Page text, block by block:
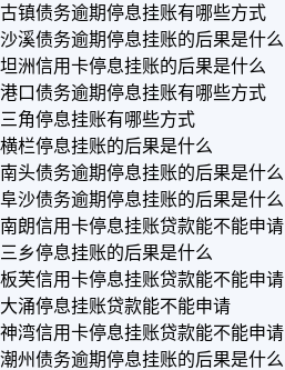
古镇债务逾期停息挂账有哪些方式
沙溪债务逾期停息挂账的后果是什么
坦洲信用卡停息挂账的后果是什么
港口债务逾期停息挂账有哪些方式
三角停息挂账有哪些方式
横栏停息挂账的后果是什么
南头债务逾期停息挂账的后果是什么
阜沙债务逾期停息挂账的后果是什么
南朗信用卡停息挂账贷款能不能申请
三乡停息挂账的后果是什么
板芙信用卡停息挂账贷款能不能申请
大涌停息挂账贷款能不能申请
神湾信用卡停息挂账贷款能不能申请
潮州债务逾期停息挂账的后果是什么